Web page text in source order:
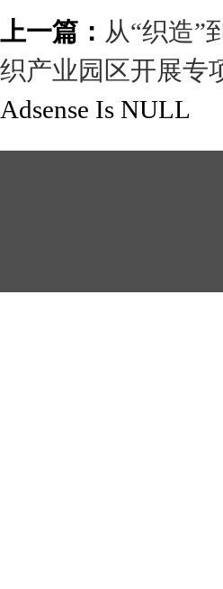
上一篇： 从“织造”
织产业园区开展专
Adsense Is NULL